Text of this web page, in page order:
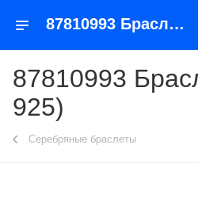
87810993 Браслет (Ag 925)
87810993
925)
Серебряные браслеты